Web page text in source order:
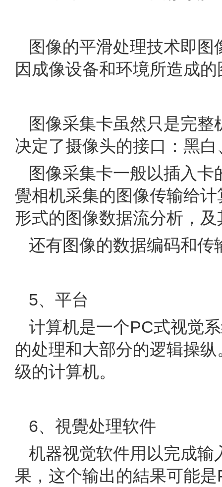
图像的平滑处理技术即
因成像设备和环境所造成
图像采集卡虽然只是完
决定了摄像头的接口：黑
图像采集卡一般以插入
覺相机采集的图像传输给
形式的图像数据流分析，
还有图像的数据编码和传
5、平台
计算机是一个PC式视觉
的处理和大部分的逻辑操
级的计算机。
6、視覺处理软件
机器视觉软件用以完成输
果，这个输出的結果可能